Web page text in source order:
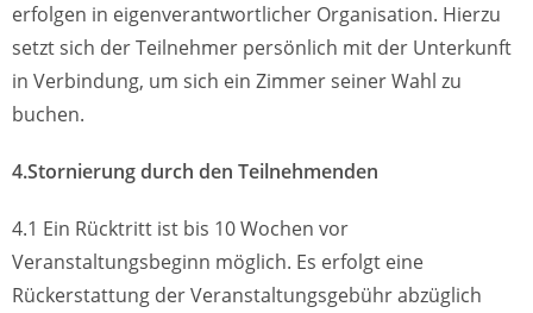
erfolgen in eigenverantwortlicher Organisation. Hierzu
setzt sich der Teilnehmer persönlich mit der Unterkunft
in Verbindung, um sich ein Zimmer seiner Wahl zu
buchen.
4.Stornierung durch den Teilnehmenden
4.1 Ein Rücktritt ist bis 10 Wochen vor
Veranstaltungsbeginn möglich. Es erfolgt eine
Rückerstattung der Veranstaltungsgebühr abzüglich